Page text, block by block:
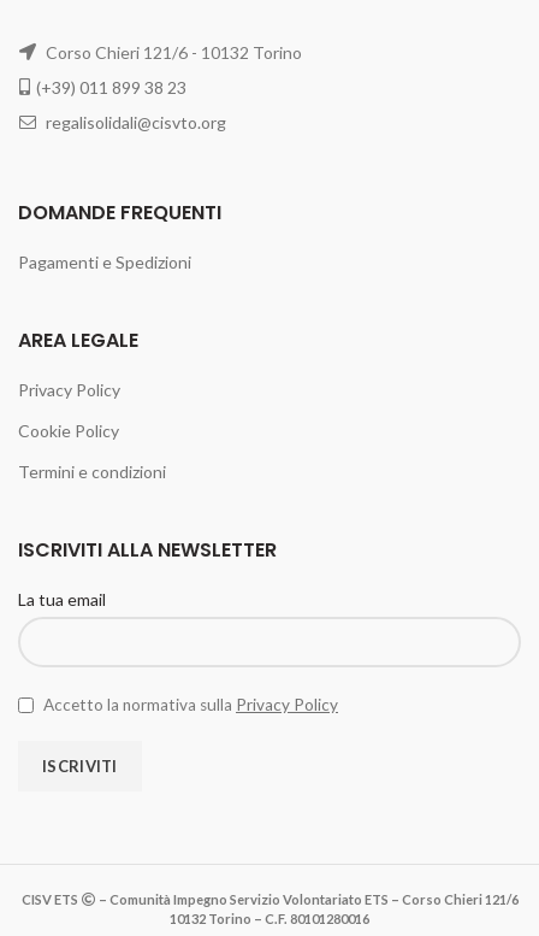
Corso Chieri 121/6 - 10132 Torino
(+39) 011 899 38 23
regalisolidali@cisvto.org
DOMANDE FREQUENTI
Pagamenti e Spedizioni
AREA LEGALE
Privacy Policy
Cookie Policy
Termini e condizioni
ISCRIVITI ALLA NEWSLETTER
La tua email
Accetto la normativa sulla Privacy Policy
CISV ETS
– Comunità Impegno Servizio Volontariato ETS – Corso Chieri 121/6
10132 Torino – C.F. 80101280016